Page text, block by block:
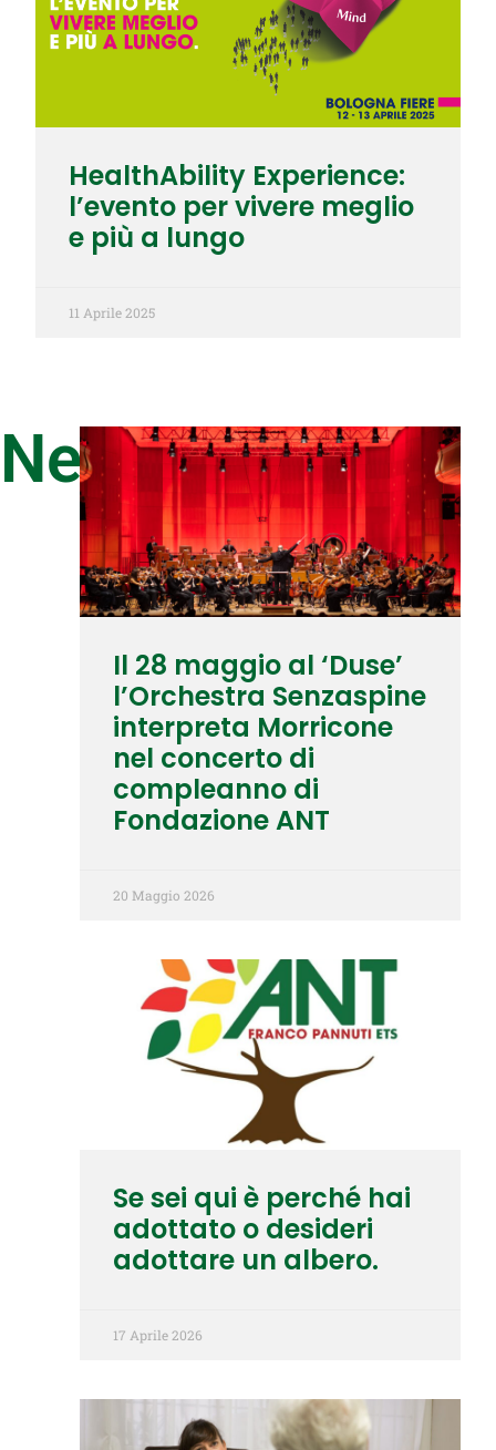
HealthAbility Experience:
l’evento per vivere meglio
e più a lungo
11 Aprile 2025
News
Il 28 maggio al ‘Duse’
l’Orchestra Senzaspine
interpreta Morricone
nel concerto di
compleanno di
Fondazione ANT
20 Maggio 2026
Se sei qui è perché hai
adottato o desideri
adottare un albero.
17 Aprile 2026